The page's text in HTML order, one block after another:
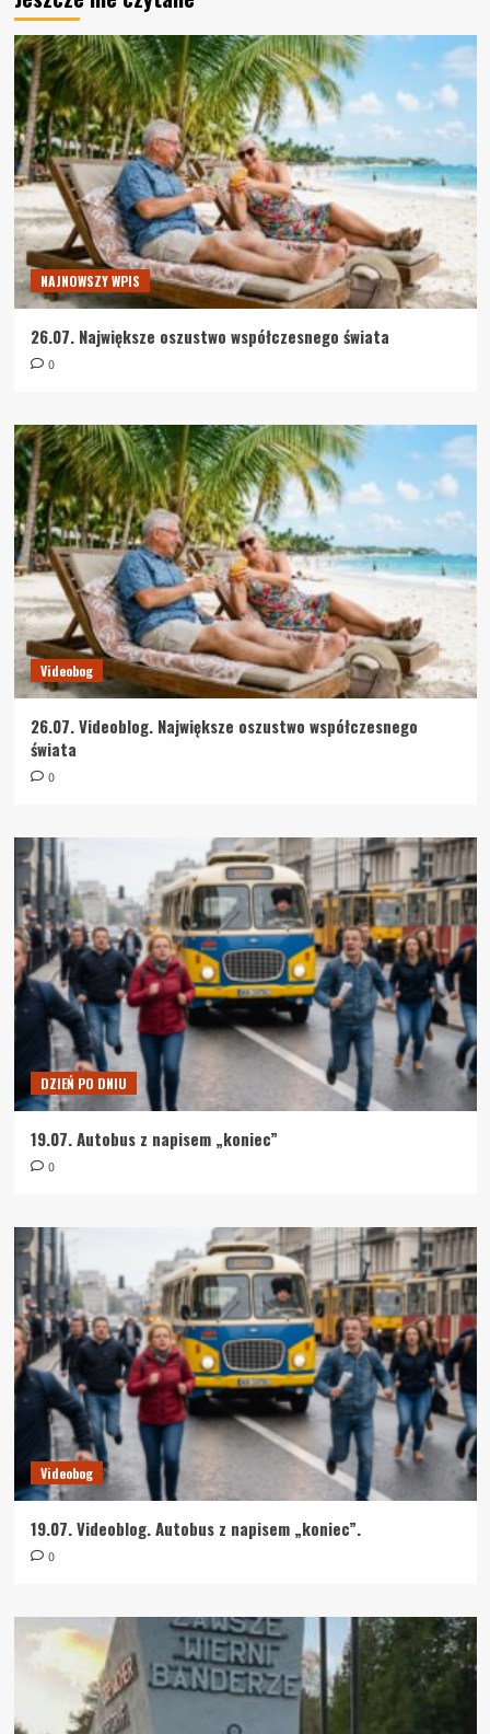
NAJNOWSZY WPIS
26.07. Największe oszustwo współczesnego świata
0
Videobog
26.07. Videoblog. Największe oszustwo współczesnego
świata
0
DZIEŃ PO DNIU
19.07. Autobus z napisem „koniec”
0
Videobog
19.07. Videoblog. Autobus z napisem „koniec”.
0